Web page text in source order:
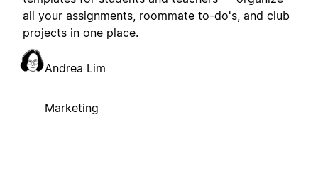
all your assignments, roommate to-do's, and club
projects in one place.
Andrea Lim
Marketing